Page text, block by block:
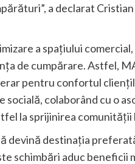
a declarat
a spațiului
de cumpărare. Astfel,
pentru confortul
colaborând cu o
la sprijinirea comunității
devină destinația
schimbări aduc